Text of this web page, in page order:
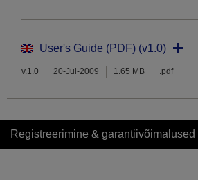
User's Guide (PDF) (v1.0)
v.1.0 20-Jul-2009 1.65 MB .pdf
Registreerimine & garantiivõimalused